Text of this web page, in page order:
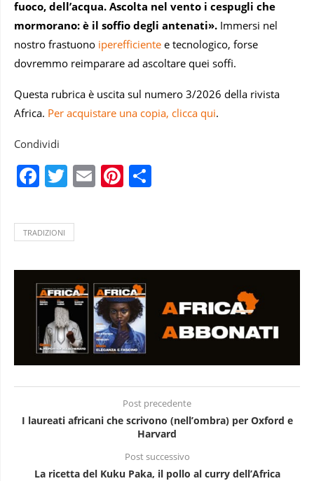
fuoco, dell’acqua. Ascolta nel vento i cespugli che
mormorano: è il soffio degli antenati». Immersi nel
nostro frastuono iperefficiente e tecnologico, forse
dovremmo reimparare ad ascoltare quei soffi.
Questa rubrica è uscita sul numero 3/2026 della rivista
Africa. Per acquistare una copia, clicca qui.
Condividi
Facebook
Twitter
EmailPinterest
TRADIZIONI
Post precedente
I laureati africani che scrivono (nell’ombra) per Oxford e
Harvard
Post successivo
La ricetta del Kuku Paka, il pollo al curry dell’Africa